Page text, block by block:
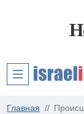
Главная